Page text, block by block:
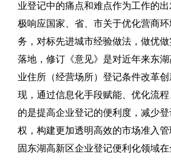
业登记中的痛点和难点作为工作的
极响应国家、省、市关于优化营商
务，对标先进城市经验做法，做优
落地，修订《意见》是对近年来东
业住所（经营场所）登记条件改革
现，通过信息化手段赋能、优化流程
的是提高企业登记的便利度，减少
权，构建更加透明高效的市场准入
固东湖高新区企业登记便利化领域